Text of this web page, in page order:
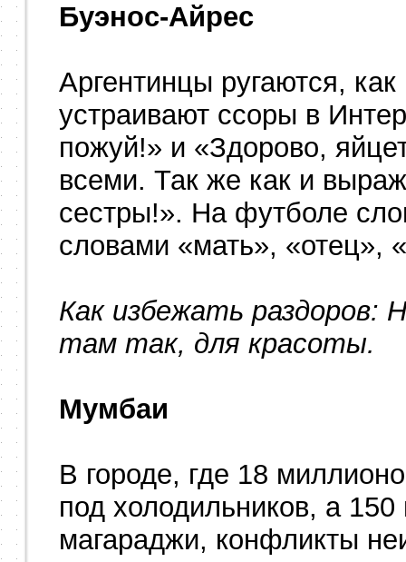
Буэнос-Айрес
Аргентинцы ругаются,
устраивают ссоры в
пожуй!» и «Здорово,
всеми. Так же как и
сестры!». На футболе
словами «мать», «отец»,
Как избежать раздоров:
там так, для красоты.
Мумбаи
В городе, где 18
под холодильников, а
магараджи, конфликты